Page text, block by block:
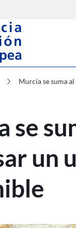
chevron_right Murcia se suma
se
un